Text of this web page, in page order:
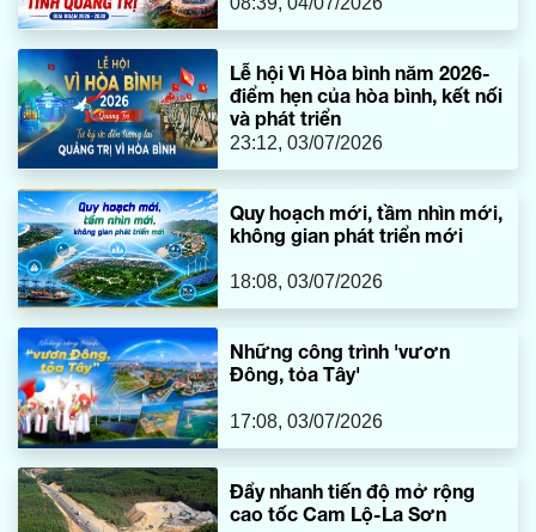
Lễ hội Vì Hòa bình năm 2026-
điểm hẹn của hòa bình, kết nối
và phát triển
23:12, 03/07/2026
Quy hoạch mới, tầm nhìn mới,
không gian phát triển mới
18:08, 03/07/2026
Những công trình 'vươn
Đông, tỏa Tây'
17:08, 03/07/2026
Đẩy nhanh tiến độ mở rộng
cao tốc Cam Lộ-La Sơn